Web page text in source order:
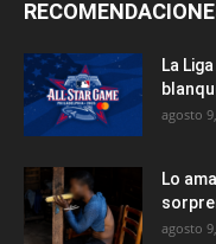
La
agosto
Lo
agosto